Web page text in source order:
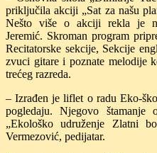
priključila akciji „Sat za našu
Nešto više o akciji rekla je
Jeremić. Skroman program
Recitatorske sekcije, Sekcije
zvuci gitare i poznate melodije
trećeg razreda.
– Izrađen je liflet o radu Eko-
pogledaju. Njegovo štamanje
„Ekološko udruženje Zlatni
Vermezović, pedijatar.